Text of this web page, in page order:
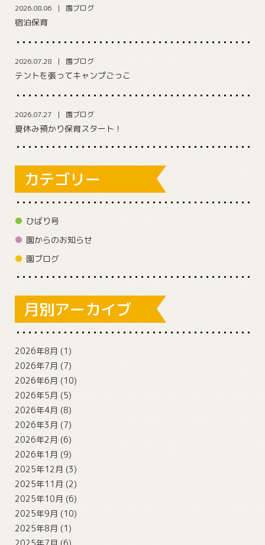
2026.08.06 園ブログ
宿泊保育
2026.07.28 園ブログ
テントを張ってキャンプごっこ
2026.07.27 園ブログ
夏休み預かり保育スタート！
カテゴリー
ひばり号
園からのお知らせ
園ブログ
月別アーカイブ
2026年8月 (1)
2026年7月 (7)
2026年6月 (10)
2026年5月 (5)
2026年4月 (8)
2026年3月 (7)
2026年2月 (6)
2026年1月 (9)
2025年12月 (3)
2025年11月 (2)
2025年10月 (6)
2025年9月 (10)
2025年8月 (1)
2025年7月 (6)